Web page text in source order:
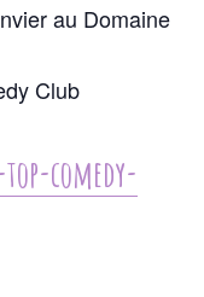
au Domaine
Club
comedy-